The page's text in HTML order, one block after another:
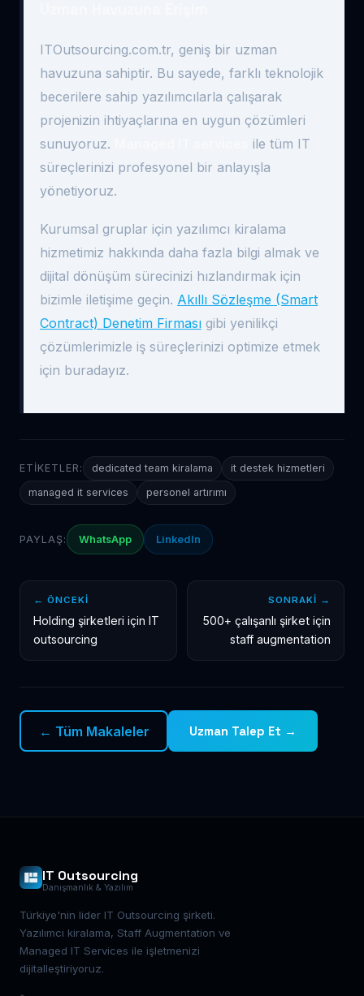
ITOutsourcing.com.tr, geniş bir uzman
havuzuna sahiptir. Bu sayede, farklı teknolojik
becerilere sahip yazılımcılarla çalışarak
projenizin ihtiyaçlarına en uygun çözümleri
sunuyoruz.
ile tüm IT
süreçlerinizi profesyonel bir anlayışla
yönetiyoruz.
Kurumsal gruplar için yazılımcı kiralama
hizmetimiz hakkında daha fazla bilgi almak ve
dijital dönüşüm sürecinizi hızlandırmak için
bizimle iletişime geçin. Akıllı Sözleşme (Smart
Contract) Denetim Firması gibi yenilikçi
çözümlerimizle iş süreçlerinizi optimize etmek
için buradayız.
ETIKETLER: dedicated team kiralama
it destek hizmetleri
managed it services
personel artırımı
PAYLAŞ: WhatsApp LinkedIn
← ÖNCEKI
Holding şirketleri için IT
outsourcing
SONRAKI →
500+ çalışanlı şirket için
staff augmentation
← Tüm Makaleler Uzman Talep Et →
IT Outsourcing
Danışmanlık & Yazılım
Türkiye'nin lider IT Outsourcing şirketi.
Yazılımcı kiralama, Staff Augmentation ve
Managed IT Services ile işletmenizi
dijitalleştiriyoruz.